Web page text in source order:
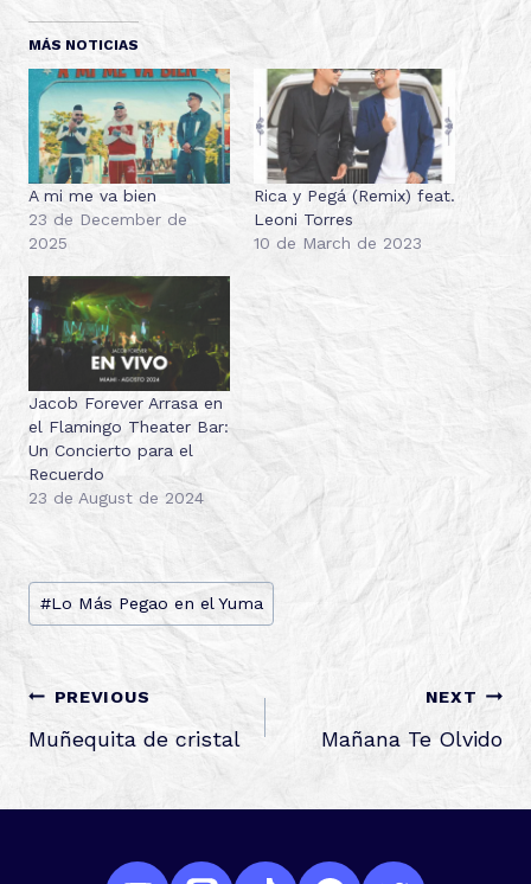
MÁS NOTICIAS
A mi me va bien
23 de December de
2025
Rica y Pegá (Remix) feat.
Leoni Torres
10 de March de 2023
Jacob Forever Arrasa en
el Flamingo Theater Bar:
Un Concierto para el
Recuerdo
23 de August de 2024
Post
Tags:
#Lo Más Pegao en el Yuma
POST
NAVIGATION
PREVIOUS
Muñequita de cristal
NEXT
Mañana Te Olvido